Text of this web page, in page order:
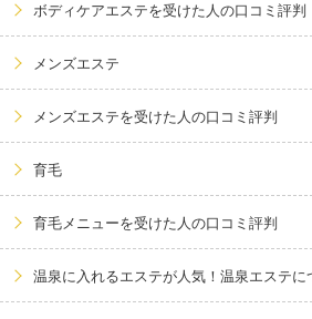
ボディケアエステを受けた人の口コミ評判
メンズエステ
メンズエステを受けた人の口コミ評判
育毛
育毛メニューを受けた人の口コミ評判
温泉に入れるエステが人気！温泉エステに